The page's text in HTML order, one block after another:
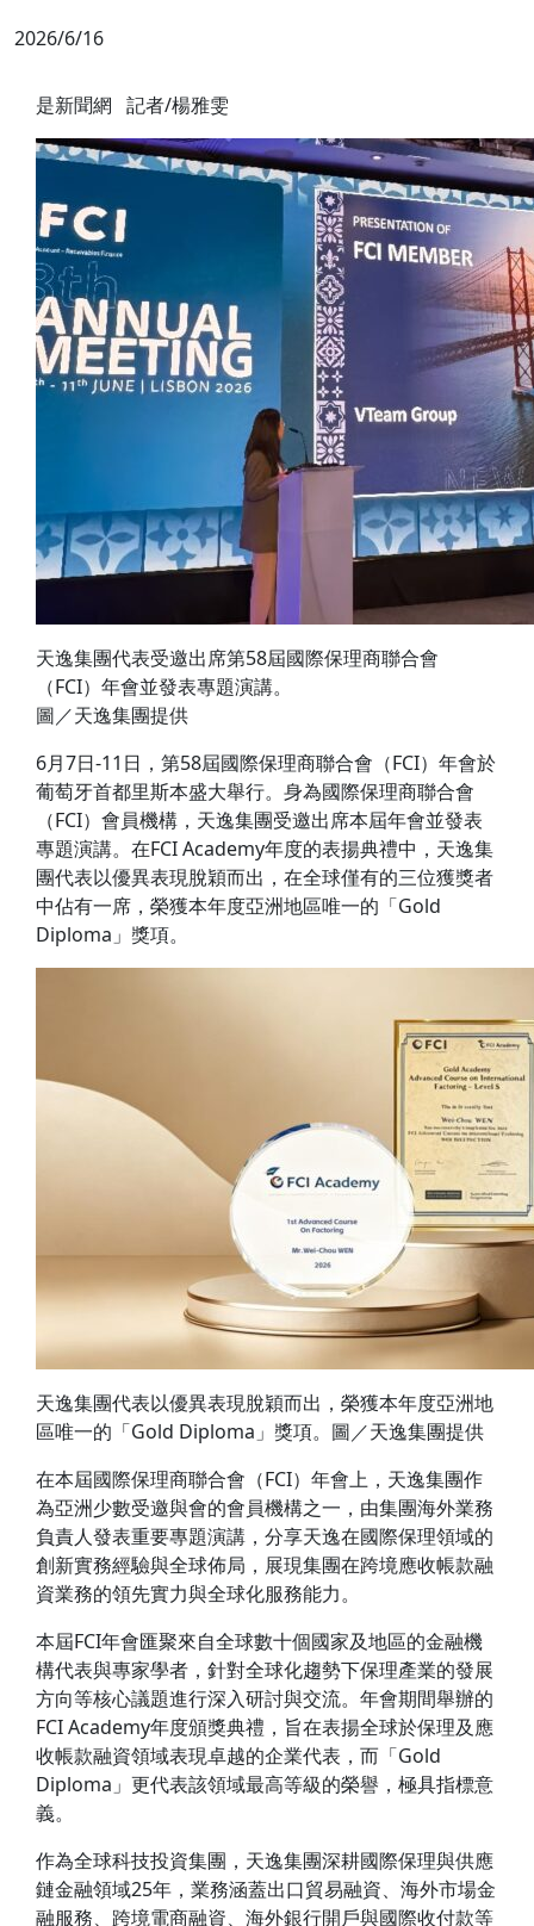
2026/6/16
是新聞網 記者/楊雅雯
天逸集團代表受邀出席第58屆國際保理商聯合會
（FCI）年會並發表專題演講。
圖／天逸集團提供
6月7日-11日，第58屆國際保理商聯合會（FCI）年會於
葡萄牙首都里斯本盛大舉行。身為國際保理商聯合會
（FCI）會員機構，天逸集團受邀出席本屆年會並發表
專題演講。在FCI Academy年度的表揚典禮中，天逸集
團代表以優異表現脫穎而出，在全球僅有的三位獲獎者
中佔有一席，榮獲本年度亞洲地區唯一的「Gold
Diploma」獎項。
天逸集團代表以優異表現脫穎而出，榮獲本年度亞洲地
區唯一的「Gold Diploma」獎項。圖／天逸集團提供
在本屆國際保理商聯合會（FCI）年會上，天逸集團作
為亞洲少數受邀與會的會員機構之一，由集團海外業務
負責人發表重要專題演講，分享天逸在國際保理領域的
創新實務經驗與全球佈局，展現集團在跨境應收帳款融
資業務的領先實力與全球化服務能力。
本屆FCI年會匯聚來自全球數十個國家及地區的金融機
構代表與專家學者，針對全球化趨勢下保理產業的發展
方向等核心議題進行深入研討與交流。年會期間舉辦的
FCI Academy年度頒獎典禮，旨在表揚全球於保理及應
收帳款融資領域表現卓越的企業代表，而「Gold
Diploma」更代表該領域最高等級的榮譽，極具指標意
義。
作為全球科技投資集團，天逸集團深耕國際保理與供應
鏈金融領域25年，業務涵蓋出口貿易融資、海外市場金
融服務、跨境電商融資、海外銀行開戶與國際收付款等